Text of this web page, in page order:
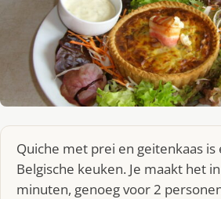
Quiche met prei en geitenkaas
Belgische keuken. Je maakt het
minuten, genoeg voor 2